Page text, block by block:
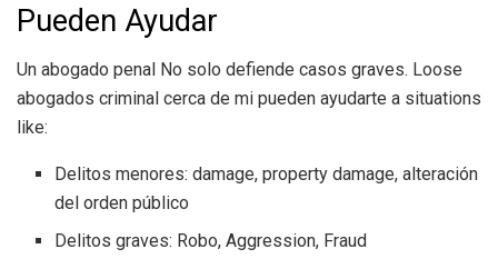
Pueden Ayudar
Un abogado penal No solo defiende casos graves. Loose
abogados criminal cerca de mi pueden ayudarte a situations
like:
Delitos menores: damage, property damage, alteración
del orden público
Delitos graves: Robo, Aggression, Fraud